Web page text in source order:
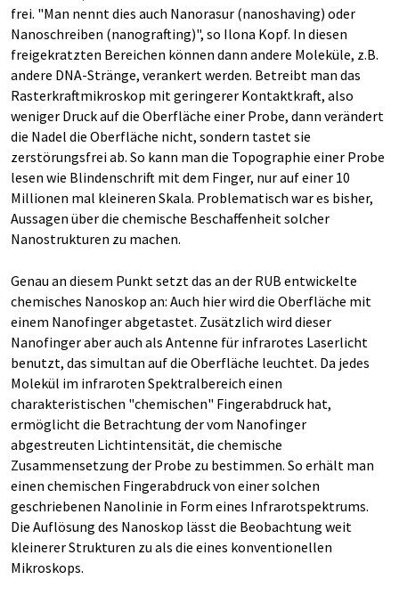
frei. "Man nennt dies auch Nanorasur (nanoshaving) oder
Nanoschreiben (nanografting)", so Ilona Kopf. In diesen
freigekratzten Bereichen können dann andere Moleküle, z.B.
andere DNA-Stränge, verankert werden. Betreibt man das
Rasterkraftmikroskop mit geringerer Kontaktkraft, also
weniger Druck auf die Oberfläche einer Probe, dann verändert
die Nadel die Oberfläche nicht, sondern tastet sie
zerstörungsfrei ab. So kann man die Topographie einer Probe
lesen wie Blindenschrift mit dem Finger, nur auf einer 10
Millionen mal kleineren Skala. Problematisch war es bisher,
Aussagen über die chemische Beschaffenheit solcher
Nanostrukturen zu machen.
Genau an diesem Punkt setzt das an der RUB entwickelte
chemisches Nanoskop an: Auch hier wird die Oberfläche mit
einem Nanofinger abgetastet. Zusätzlich wird dieser
Nanofinger aber auch als Antenne für infrarotes Laserlicht
benutzt, das simultan auf die Oberfläche leuchtet. Da jedes
Molekül im infraroten Spektralbereich einen
charakteristischen "chemischen" Fingerabdruck hat,
ermöglicht die Betrachtung der vom Nanofinger
abgestreuten Lichtintensität, die chemische
Zusammensetzung der Probe zu bestimmen. So erhält man
einen chemischen Fingerabdruck von einer solchen
geschriebenen Nanolinie in Form eines Infrarotspektrums.
Die Auflösung des Nanoskop lässt die Beobachtung weit
kleinerer Strukturen zu als die eines konventionellen
Mikroskops.